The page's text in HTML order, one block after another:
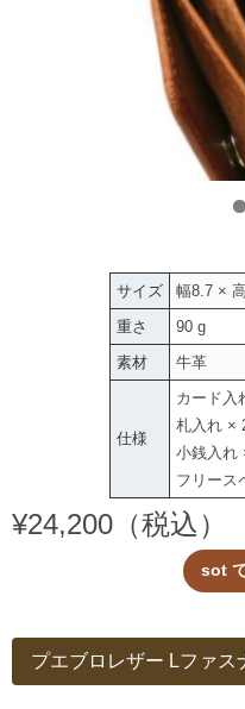
サイズ
幅8.7 ×
重さ
90 g
素材
牛革
仕様
カード入
札入れ ×
小銭入れ
フリース
¥24,200（税込）
sot
プエブロレザー Lファス